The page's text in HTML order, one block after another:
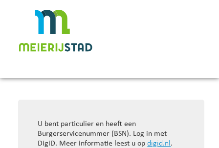
U bent particulier en heeft een
Burgerservicenummer (BSN). Log in met
DigiD. Meer informatie leest u opdigid.nl .